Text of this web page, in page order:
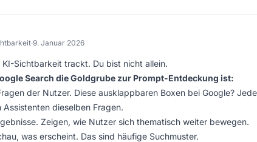
·9. Januar 2026
Sichtbarkeit trackt. Du bist nicht allein.
Search die Goldgrube zur Prompt-Entdeckung ist:
der Nutzer. Diese ausklappbaren Boxen bei Google? Jede
dieselben Fragen.
Zeigen, wie Nutzer sich thematisch weiter bewegen.
was erscheint. Das sind häufige Suchmuster.